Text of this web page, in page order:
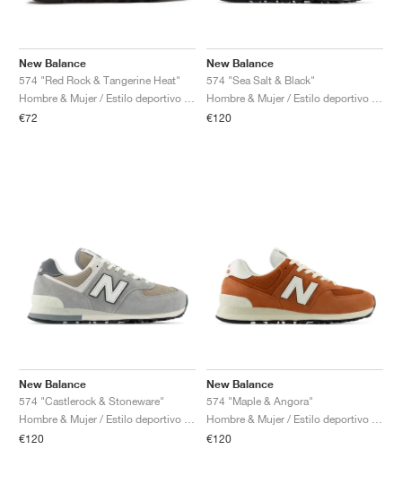
New Balance
574 "Red Rock & Tangerine Heat"
€72
New Balance
574 "Sea Salt & Black"
€120
New Balance
574 "Castlerock & Stoneware"
€120
New Balance
574 "Maple & Angora"
€120